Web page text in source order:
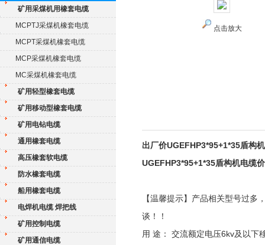
矿用采煤机用橡套电缆
MCPTJ采煤机橡套电缆
MCPT采煤机橡套电缆
MCP采煤机橡套电缆
MC采煤机橡套电缆
矿用轻型橡套电缆
矿用移动型橡套电缆
矿用电钻电缆
通用橡套电缆
高压橡套软电缆
防水橡套电缆
船用橡套电缆
电焊机电缆 焊把线
矿用控制电缆
矿用通信电缆
点击放大
出厂价UGEFHP3*95+1*35盾构
UGEFHP3*95+1*35盾构机电缆
【温馨提示】产品相关型号过
谈！！
用 途： 交流额定电压6kv及以下